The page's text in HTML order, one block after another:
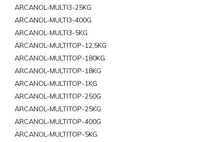
ARCANOL-MULTI3-25KG
ARCANOL-MULTI3-400G
ARCANOL-MULTI3-5KG
ARCANOL-MULTITOP-12,5KG
ARCANOL-MULTITOP-180KG
ARCANOL-MULTITOP-18KG
ARCANOL-MULTITOP-1KG
ARCANOL-MULTITOP-250G
ARCANOL-MULTITOP-25KG
ARCANOL-MULTITOP-400G
ARCANOL-MULTITOP-5KG